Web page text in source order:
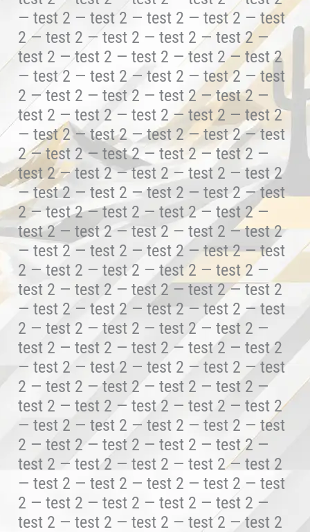
— test 2 — test 2 — test 2 — test 2 — test
2 — test 2 — test 2 — test 2 — test 2 —
test 2 — test 2 — test 2 — test 2 — test 2
— test 2 — test 2 — test 2 — test 2 — test
2 — test 2 — test 2 — test 2 — test 2 —
test 2 — test 2 — test 2 — test 2 — test 2
— test 2 — test 2 — test 2 — test 2 — test
2 — test 2 — test 2 — test 2 — test 2 —
test 2 — test 2 — test 2 — test 2 — test 2
— test 2 — test 2 — test 2 — test 2 — test
2 — test 2 — test 2 — test 2 — test 2 —
test 2 — test 2 — test 2 — test 2 — test 2
— test 2 — test 2 — test 2 — test 2 — test
2 — test 2 — test 2 — test 2 — test 2 —
test 2 — test 2 — test 2 — test 2 — test 2
— test 2 — test 2 — test 2 — test 2 — test
2 — test 2 — test 2 — test 2 — test 2 —
test 2 — test 2 — test 2 — test 2 — test 2
— test 2 — test 2 — test 2 — test 2 — test
2 — test 2 — test 2 — test 2 — test 2 —
test 2 — test 2 — test 2 — test 2 — test 2
— test 2 — test 2 — test 2 — test 2 — test
2 — test 2 — test 2 — test 2 — test 2 —
test 2 — test 2 — test 2 — test 2 — test 2
— test 2 — test 2 — test 2 — test 2 — test
2 — test 2 — test 2 — test 2 — test 2 —
test 2 — test 2 — test 2 — test 2 — test 2